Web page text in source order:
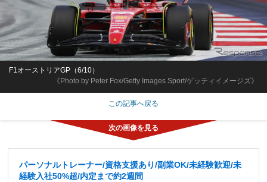
《Photo by Peter Fox/Getty Images Sport/ゲッティイメージズ》
F1オーストリアGP（6/10）
この記事へ戻る
パーソナルトレーナー/資格支援あり/副業OK/未経験歓迎/未
経験入社50%超/内定まで約2週間